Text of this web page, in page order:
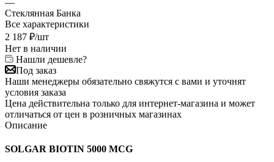
Стеклянная Банка
Все характеристики
2 187 ₽/шт
Нет в наличии
Нашли дешевле?
Под заказ
Наши менеджеры обязательно свяжутся с вами и уточнят
условия заказа
Цена действительна только для интернет-магазина и может
отличаться от цен в розничных магазинах
Описание
SOLGAR BIOTIN 5000 MCG